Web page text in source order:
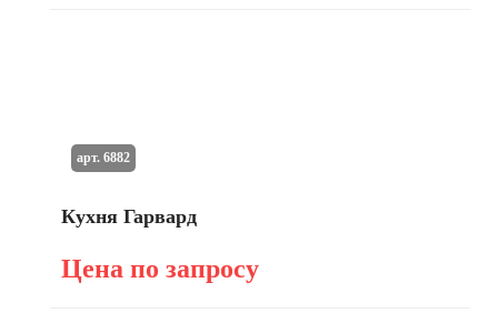
Кухня Гарвард
Цена по запросу
арт. 6882